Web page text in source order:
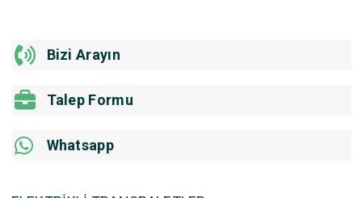
Bizi Arayın
Talep Formu
Whatsapp